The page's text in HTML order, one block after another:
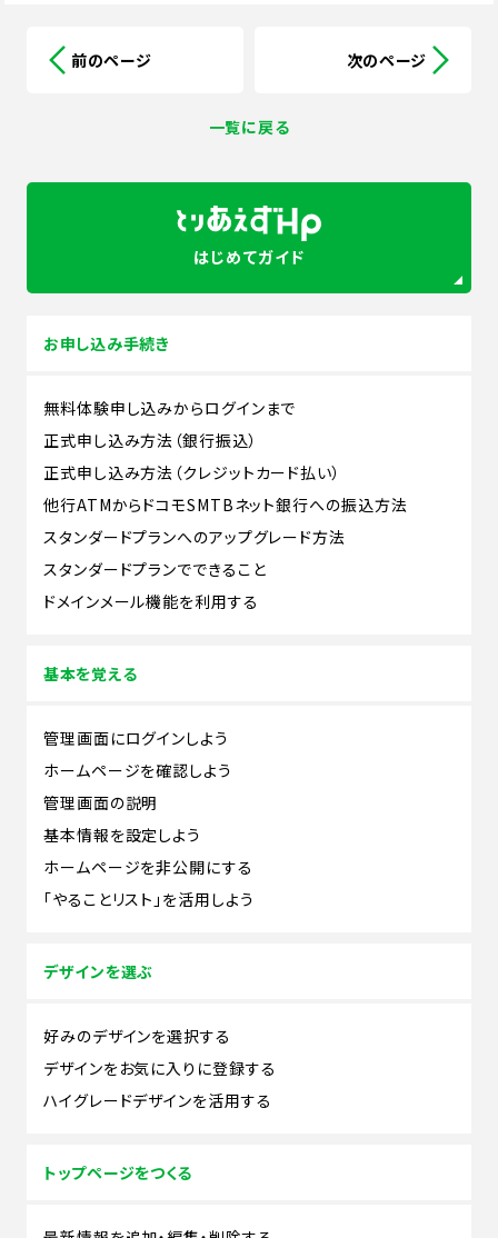
前のページ
一覧に戻る
次のページ
はじめてガイド
お申し込み手続き
無料体験申し込みからログインまで
正式申し込み方法（銀行振込）
正式申し込み方法（クレジットカード払い）
他行ATMからドコモSMTBネット銀行への振込方法
スタンダードプランへのアップグレード方法
スタンダードプランでできること
ドメインメール機能を利用する
基本を覚える
管理画面にログインしよう
ホームページを確認しよう
管理画面の説明
基本情報を設定しよう
ホームページを非公開にする
「やることリスト」を活用しよう
デザインを選ぶ
好みのデザインを選択する
デザインをお気に入りに登録する
ハイグレードデザインを活用する
トップページをつくる